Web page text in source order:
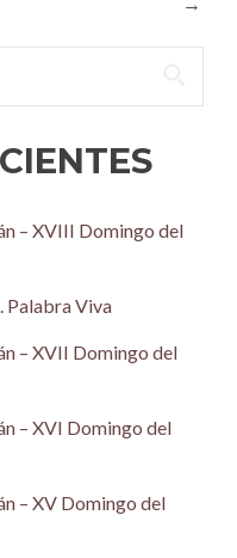
– XVIII Domingo del
Palabra Viva
– XVII Domingo del
– XVI Domingo del
– XV Domingo del